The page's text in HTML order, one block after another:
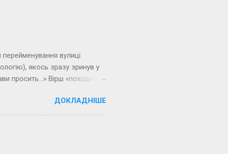
вулиці
якось зразу зринув у
просить…» Вірш «походить»
наглядачів народу. Але
вимагає. Взагалі, коли
уже є? Напевне, ще
ДОКЛАДНІШЕ